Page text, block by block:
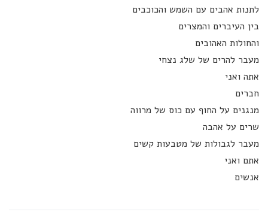
לתנות אהבים עם השמש והכוכבים
בין העיברים והמצרים
והחולות האהובים
מעבר להרים של שלג נצחי
אתה ואני
חברים
מנגנים על החוף עם כוס של מרווה
שרים על אהבה
מעבר לגבולות של מטבעות קשים
אתם ואני
אנשים